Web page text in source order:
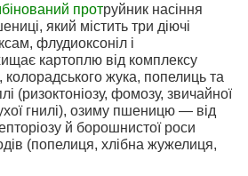
протруйник насіння
який містить три діючі
флудиоксоніл і
картоплю від комплексу
колорадського жука, попелиць та
(ризоктоніозу, фомозу, звичайної
гнилі), озиму пшеницю — від
й борошнистої роси
(попелиця, хлібна жужелиця,